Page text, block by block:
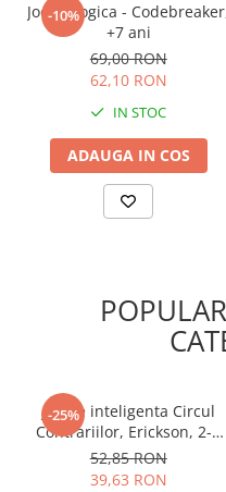
-10%
Joc de logica -
+7 ani
69,00 RON
62,10 RON
IN STOC
ADAUGA IN COS
-25%
Joc de inteligenta Circul
Contrariilor, Erickson, 2-3
ani +
52,85 RON
39,63 RON